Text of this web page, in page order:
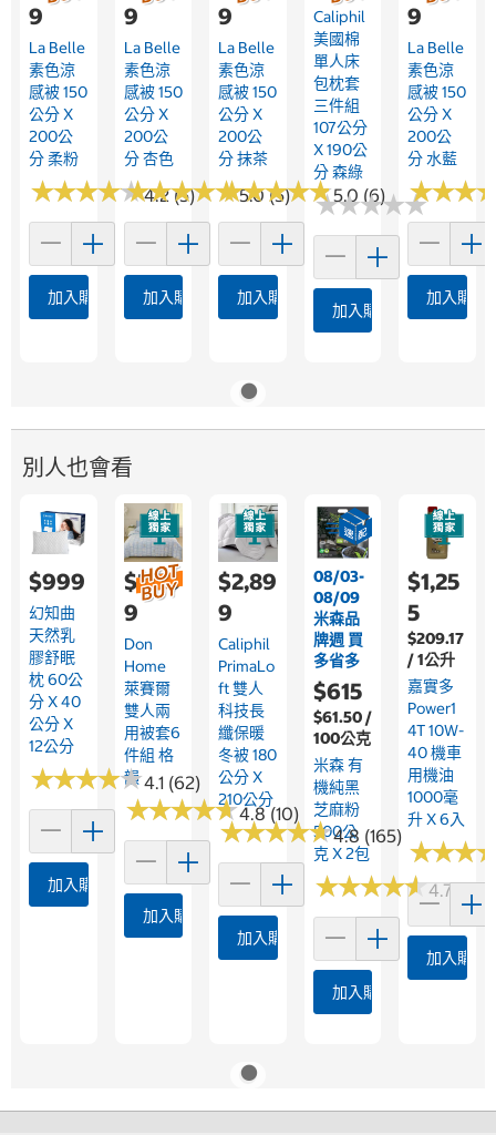
9
La Belle
素色涼
感被 150
公分 X
200公
分 柔粉
★★★★★
★★★★★4.2 (5)
加入購物車
9
La Belle
素色涼
感被 150
公分 X
200公
分 杏色
★★★★★
★★★★★5.0 (5)
加入購物車
9
La Belle
素色涼
感被 150
公分 X
200公
分 抹茶
★★★★★
★★★★★5.0 (6)
加入購物車
Caliphil
美國棉
單人床
包枕套
三件組
107公分
X 190公
分 森綠
★★★★★
★★★★★
加入購物車
9
La Belle
素色涼
感被 150
公分 X
200公
分 水藍
★★★
★★★
加入購物
別人也會看
$999
幻知曲
天然乳
膠舒眠
枕 60公
分 X 40
公分 X
12公分
★★★★★
★★★★★4.1 (62)
加入購物車
$2,59
9
Don
Home
萊賽爾
雙人兩
用被套6
件組 格
韻
★★★★★
★★★★★4.8 (10)
加入購物車
$2,89
9
Caliphil
PrimaLo
Ft 雙人
科技長
纖保暖
冬被 180
公分 X
210公分
★★★★★
★★★★★4.8 (165)
加入購物車
08/03-
08/09
米森品
牌週 買
多省多
$615
$61.50 /
100公克
米森 有
機純黑
芝麻粉
500公
克 X 2包
★★★★★
★★★★★4.7
加入購物車
$1,25
5
$209.17
/ 1公升
嘉實多
Power1
4T 10W-
40 機車
用機油
1000毫
升 X 6入
★★★
★★★
加入購物